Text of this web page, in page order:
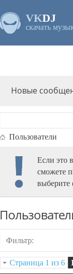
VKDJ
скачать
Новые
Пользователи
Если это
сможете
выберите
Фильтр
Страница 1 из 6 1